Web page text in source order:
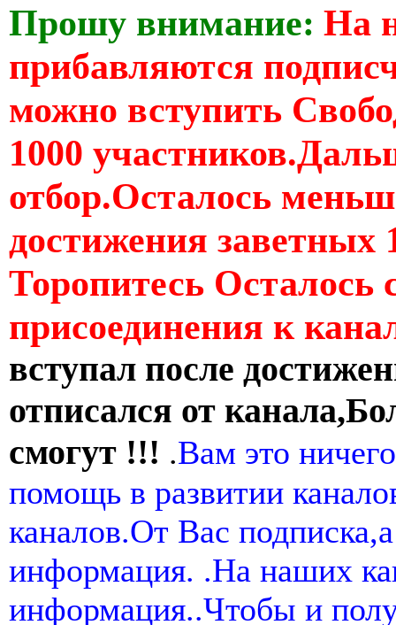
Прошу внимание: На
прибавляются
можно вступить
1000
отбор.Осталось
достижения заветных
Торопитесь Осталось
присоединения к
вступал после
отписался от
смогут !!! .Вам это
помощь в развитии
каналов.От Вас
информация. .На наших
информация..Чтобы и